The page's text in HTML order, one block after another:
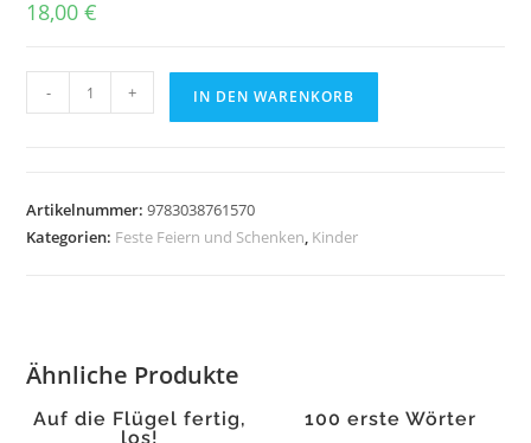
18,00€
Peck,
- + IN DEN WARENKORB
Artikelnummer:9783038761570
Kategorien: Feste Feiern und Schenken, Kinder
Ähnliche Produkte
Auf die Flügel fertig,
los!
100 erste Wörter